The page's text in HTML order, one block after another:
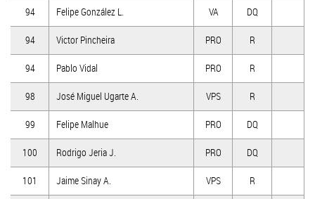
94 Felipe González L. VA DQ
94 Victor Pincheira PRO R
94 Pablo Vidal PRO R
98 José Miguel Ugarte A. VPS R
99 Felipe Malhue PRO DQ
100 Rodrigo Jeria J. PRO DQ
101 Jaime Sinay A. VPS R